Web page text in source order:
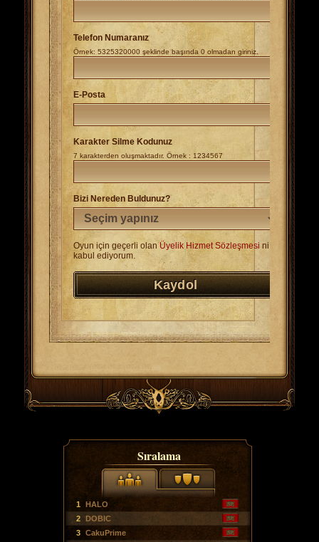
Telefon Numaranız
Örnek: 5325320000 şeklinde başında 0 olmadan giriniz.
E-Posta
Karakter Silme Kodunuz
7 karakterden oluşmaktadır. Örnek : 1234567
Bizi Nereden Buldunuz?
Oyun için geçerli olanÜyelik Hizmet Sözleşmesi ni
kabul ediyorum.
Sıralama
1
HALO
2
DOBIC
3
CakuPrime